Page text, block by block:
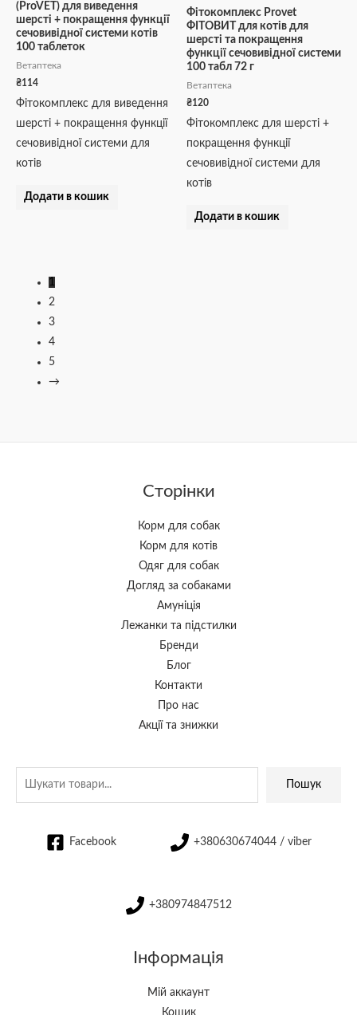
(ProVET) для виведення
шерсті + покращення функції
сечовивідної системи котів
100 таблеток
Ветаптека
₴114
Фітокомплекс для виведення
шерсті + покращення функції
сечовивідної системи для
котів
Додати в кошик
Фітокомплекс Provet
ФІТОВИТ для котів для
шерсті та покращення
функції сечовивідної системи
100 табл 72 г
Ветаптека
₴120
Фітокомплекс для шерсті +
покращення функції
сечовивідної системи для
котів
Додати в кошик
1
2
3
4
5
→
Сторінки
Корм для собак
Корм для котів
Одяг для собак
Догляд за собаками
Амуніція
Лежанки та підстилки
Бренди
Блог
Контакти
Про нас
Акції та знижки
Пошук
Facebook +380630674044 / viber
+380974847512
Інформація
Мій аккаунт